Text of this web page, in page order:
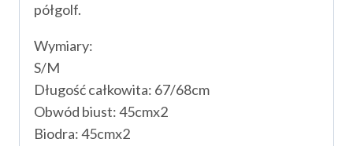
półgolf.
Wymiary:
S/M
Długość całkowita: 67/68cm
Obwód biust: 45cmx2
Biodra: 45cmx2